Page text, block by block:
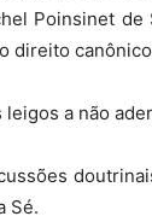
Poinsinet
direito
a não
Sé.